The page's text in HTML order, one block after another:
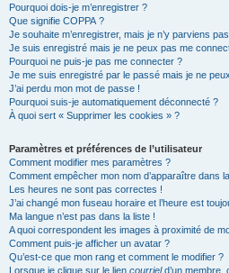
Pourquoi dois-je m’enregistrer ?
Que signifie COPPA ?
Je souhaite m’enregistrer, mais je n’y parviens
Je suis enregistré mais je ne peux pas me
Pourquoi ne puis-je pas me connecter ?
Je me suis enregistré par le passé mais je ne
J’ai perdu mon mot de passe !
Pourquoi suis-je automatiquement déconnecté ?
À quoi sert « Supprimer les cookies » ?
Paramètres et préférences de l’utilisateur
Comment modifier mes paramètres ?
Comment empêcher mon nom d’apparaître dans
Les heures ne sont pas correctes !
J’ai changé mon fuseau horaire et l’heure est
Ma langue n’est pas dans la liste !
A quoi correspondent les images à proximité de
Comment puis-je afficher un avatar ?
Qu’est-ce que mon rang et comment le modifier ?
Lorsque je clique sur le lien courrield’un membre,